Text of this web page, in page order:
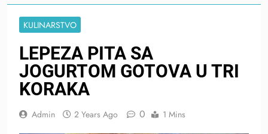
KULINARSTVO
LEPEZA PITA SA
JOGURTOM GOTOVA U TRI
KORAKA
Admin 2 Years Ago 0 1 Mins